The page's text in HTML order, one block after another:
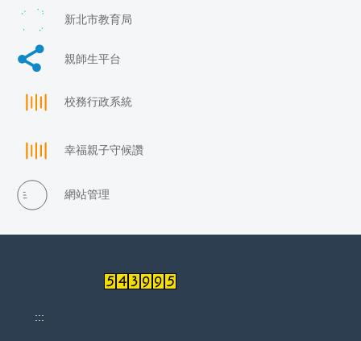
新北市教育局
親師生平台
校務行政系統
幸福親子守候讚
網站管理
:::